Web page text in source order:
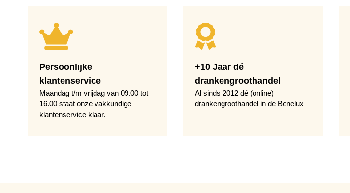
Persoonlijke
klantenservice
Maandag t/m vrijdag van 09.00 tot
16.00 staat onze vakkundige
klantenservice klaar.
+10 Jaar dé
drankengroothandel
Al sinds 2012 dé (online)
drankengroothandel in de Benelux